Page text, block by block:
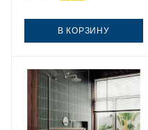
В КОРЗИНУ